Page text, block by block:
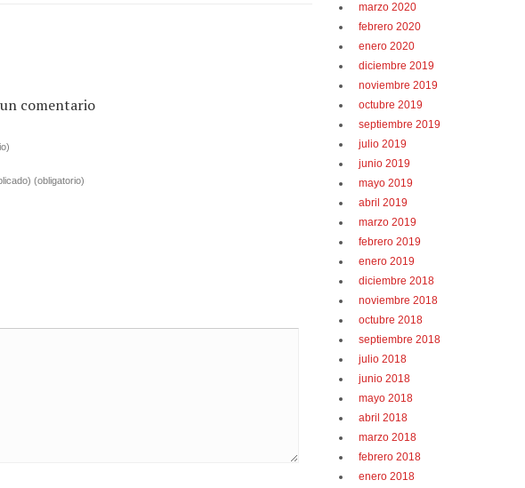
comentario
(obligatorio)
marzo 2020
febrero 2020
enero 2020
diciembre 2019
noviembre 2019
octubre 2019
septiembre 2019
julio 2019
junio 2019
mayo 2019
abril 2019
marzo 2019
febrero 2019
enero 2019
diciembre 2018
noviembre 2018
octubre 2018
septiembre 2018
julio 2018
junio 2018
mayo 2018
abril 2018
marzo 2018
febrero 2018
enero 2018